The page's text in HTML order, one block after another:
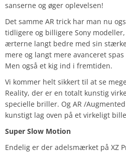
sanserne og øger oplevelsen!
Det samme AR trick har man nu
tidligere og billigere Sony
ærterne langt bedre med sin
mere og langt mere avanceret
Men også et kig ind i fremtiden.
Vi kommer helt sikkert til at se
Reality, der er en totalt kunstig
specielle briller. Og AR /
kunstigt lag oven på et virkeligt
Super Slow Motion
Endelig er der adelsmærket på XZ